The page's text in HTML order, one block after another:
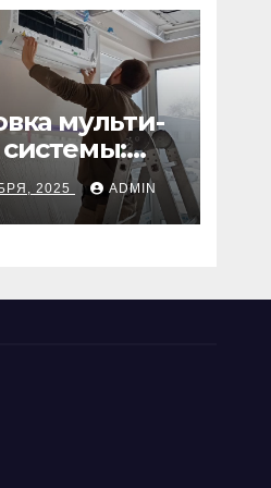
мульти-
2025 ADMIN